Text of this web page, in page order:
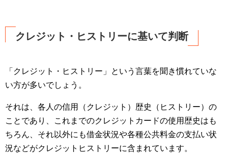
クレジット・ヒストリーに基いて判断
「クレジット・ヒストリー」という言葉を聞き慣れていな
い方が多いでしょう。
それは、各人の信用（クレジット）歴史（ヒストリー）の
ことであり、これまでのクレジットカードの使用歴史はも
ちろん、それ以外にも借金状況や各種公共料金の支払い状
況などがクレジットヒストリーに含まれています。